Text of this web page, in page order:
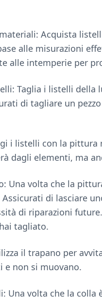
Acquista
alle misurazioni
alle intemperie per
Taglia i listelli della
di tagliare un
i listelli con la pittura
dagli elementi, ma
Una volta che la
di lasciare
di riparazioni
tagliato.
il trapano per
e non si muovano.
Una volta che la colla